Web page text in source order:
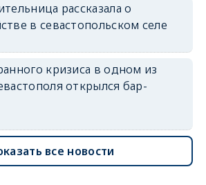
рассказала о
в севастопольском селе
кризиса в одном из
открылся бар-
все новости